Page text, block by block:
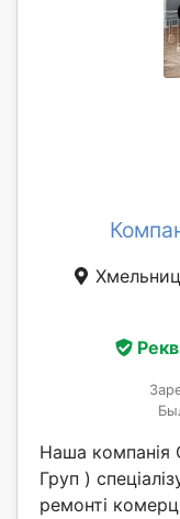
Наша компанія
Груп )
ремонті